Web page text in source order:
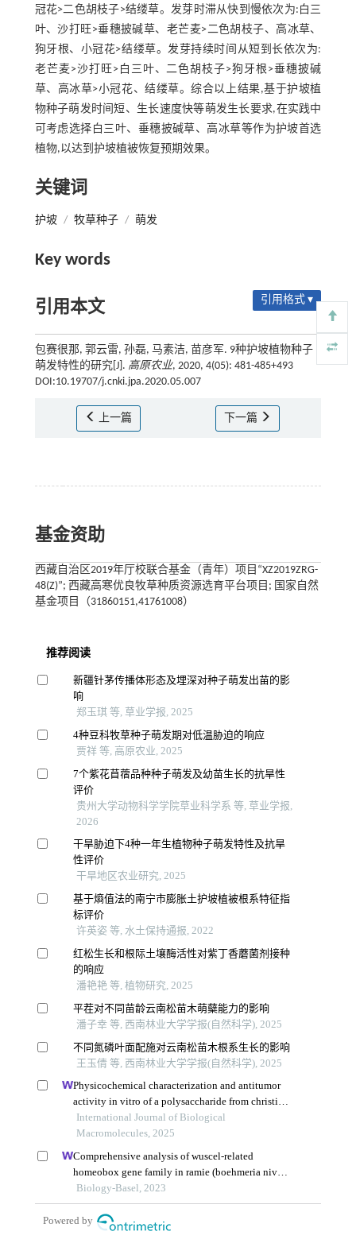
冠花>二色胡枝子>结缕草。发芽时滞从快到慢依次为:白三
叶、沙打旺>垂穗披碱草、老芒麦>二色胡枝子、高冰草、
狗牙根、小冠花>结缕草。发芽持续时间从短到长依次为:
老芒麦>沙打旺>白三叶、二色胡枝子>狗牙根>垂穗披碱
草、高冰草>小冠花、结缕草。综合以上结果,基于护坡植
物种子萌发时间短、生长速度快等萌发生长要求,在实践中
可考虑选择白三叶、垂穗披碱草、高冰草等作为护坡首选
植物,以达到护坡植被恢复预期效果。
关键词
护坡 / 牧草种子 / 萌发
Key words
引用本文 引用格式 ▾
包赛很那, 郭云雷, 孙磊, 马素洁, 苗彦军. 9种护坡植物种子
萌发特性的研究[J]. 高原农业, 2020, 4(05): 481-485+493
DOI:10.19707/j.cnki.jpa.2020.05.007
上一篇 下一篇
基金资助
西藏自治区2019年厅校联合基金（青年）项目“XZ2019ZRG-
48(Z)”; 西藏高寒优良牧草种质资源选育平台项目; 国家自然
基金项目（31860151,41761008）